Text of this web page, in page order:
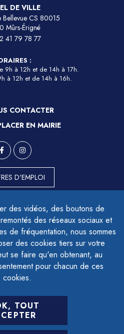
des vidéos, des boutons de
des réseaux sociaux et
de fréquentation, nous sommes
des cookies tiers sur votre
se faire qu'en obtenant, au
pour chacun de ces
cookies.
TOUT
DE VILLE
Bellevue CS 80015
Mûrs-Érigné
41 79 78 77
:
9h à 12h et de 14h à 17h.
à 12h et de 14h à 16h.
CONTACTER
EN MAIRIE
D'EMPLOI
CONFORME
DU SITE
LÉGALES
À LA PROTECTION DES DONNÉES
DES COOKIES
ADRESSE E-MAIL
INSCRIRE :